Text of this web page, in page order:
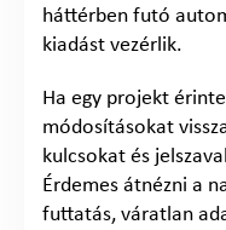
háttérben futó
kiadást vezérlik.
Ha egy projekt
módosításokat
kulcsokat és
Érdemes átnézni a
futtatás, váratlan